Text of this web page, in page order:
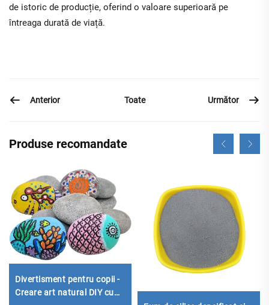
de istoric de producție, oferind o valoare superioară pe
întreaga durată de viață.
Anterior Toate Următor
Produse recomandate
Divertisment pentru copii -
Creare art natural DIY cu